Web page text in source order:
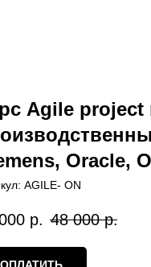
Agile project
Oracle,
AGILE- ON
р. 48 000 р.